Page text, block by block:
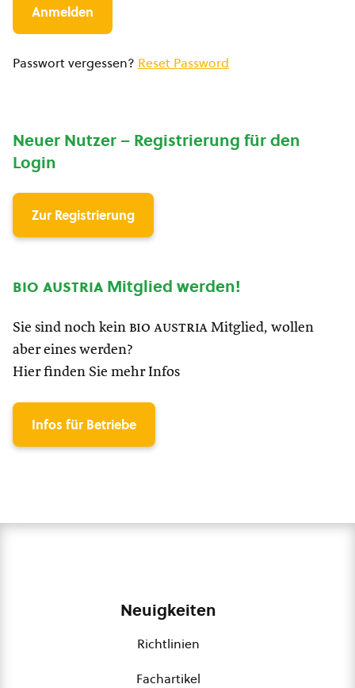
Passwort vergessen? Reset Password
Neuer Nutzer – Registrierung für den
Login
Zur Registrierung
bio austria Mitglied werden!
Sie sind noch kein bio austria Mitglied, wollen
aber eines werden?
Hier finden Sie mehr Infos
Infos für Betriebe
Neuigkeiten
Richtlinien
Fachartikel